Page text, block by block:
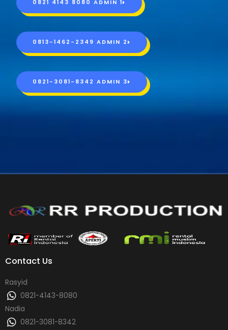
0821 4143 8080 ADMIN 1
0813-1462-2349 ADMIN 2
0821-3081-8342 ADMIN 3
Contact Us
Rasyid
0821-4143-8080
Nadia
0821-3081-8342